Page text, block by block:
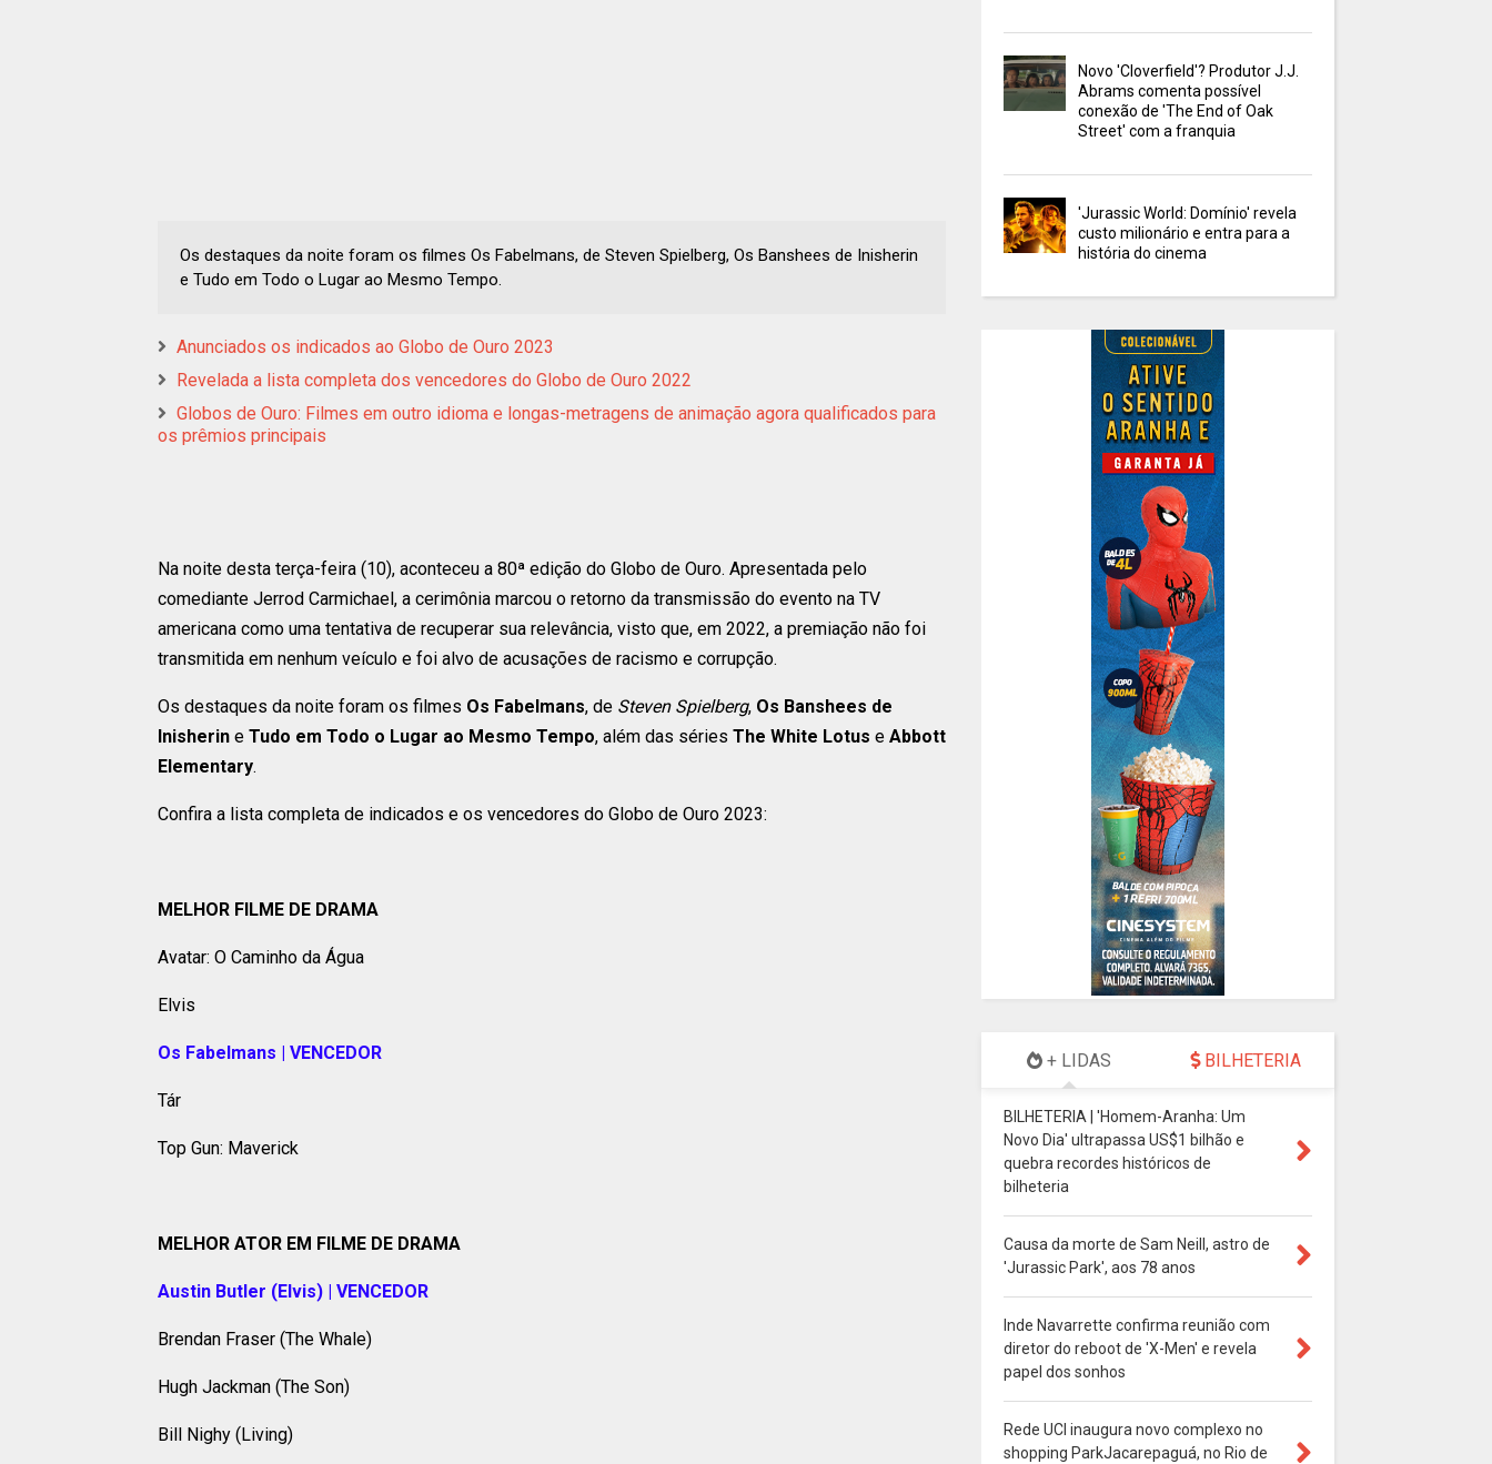
Os destaques da noite foram os filmes Os Fabelmans, de Steven Spielberg, Os Banshees de Inisherin
e Tudo em Todo o Lugar ao Mesmo Tempo.
Anunciados os indicados ao Globo de Ouro 2023
Revelada a lista completa dos vencedores do Globo de Ouro 2022
Globos de Ouro: Filmes em outro idioma e longas-metragens de animação agora qualificados para
os prêmios principais
Na noite desta terça-feira (10), aconteceu a 80ª edição do Globo de Ouro. Apresentada pelo
comediante Jerrod Carmichael, a cerimônia marcou o retorno da transmissão do evento na TV
americana como uma tentativa de recuperar sua relevância, visto que, em 2022, a premiação não foi
transmitida em nenhum veículo e foi alvo de acusações de racismo e corrupção.
Os destaques da noite foram os filmes Os Fabelmans, de Steven Spielberg, Os Banshees de
Inisherin e Tudo em Todo o Lugar ao Mesmo Tempo, além das séries The White Lotus e Abbott
Elementary.
Confira a lista completa de indicados e os vencedores do Globo de Ouro 2023:
MELHOR FILME DE DRAMA
Avatar: O Caminho da Água
Elvis
Os Fabelmans | VENCEDOR
Tár
Top Gun: Maverick
MELHOR ATOR EM FILME DE DRAMA
Austin Butler (Elvis) | VENCEDOR
Brendan Fraser (The Whale)
Hugh Jackman (The Son)
Bill Nighy (Living)
Novo 'Cloverfield'? Produtor J.J.
Abrams comenta possível
conexão de 'The End of Oak
Street' com a franquia
'Jurassic World: Domínio' revela
custo milionário e entra para a
história do cinema
+ LIDAS BILHETERIA
BILHETERIA | 'Homem-Aranha: Um
Novo Dia' ultrapassa US$1 bilhão e
quebra recordes históricos de
bilheteria
Causa da morte de Sam Neill, astro de
'Jurassic Park', aos 78 anos
Inde Navarrette confirma reunião com
diretor do reboot de 'X-Men' e revela
papel dos sonhos
Rede UCI inaugura novo complexo no
shopping ParkJacarepaguá, no Rio de